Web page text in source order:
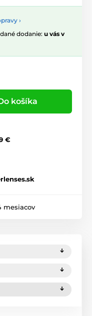
›
dodanie: u vás v
košíka
€
mesiacov